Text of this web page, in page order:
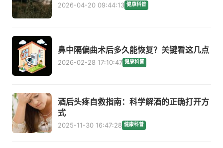
2026-04-20 09:44:13 健康科普
鼻中隔偏曲术后多久能恢复？关键看这几点
2026-02-28 17:10:47 健康科普
酒后头疼自救指南：科学解酒的正确打开方
式
2025-11-30 16:47:28 健康科普